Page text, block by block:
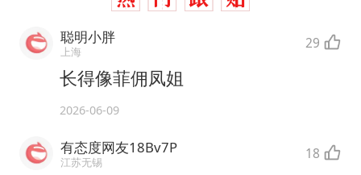
聪明小胖
上海 29
长得像菲佣凤姐
2026-06-09
有态度网友18Bv7P
江苏无锡 18